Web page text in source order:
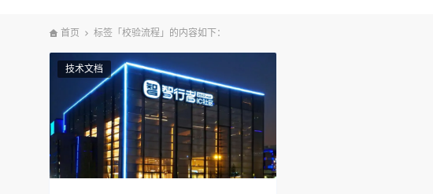
首页 标签「校验流程」的内容如下：
技术文档